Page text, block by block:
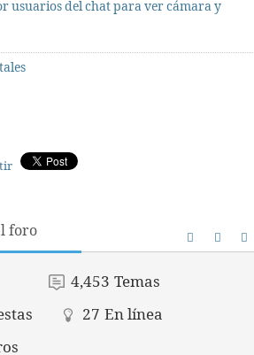
usuarios del chat para ver cámara y
foro
4,453 Temas
27 En línea